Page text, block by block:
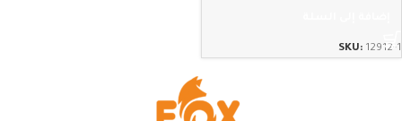
SKU: 12912-1